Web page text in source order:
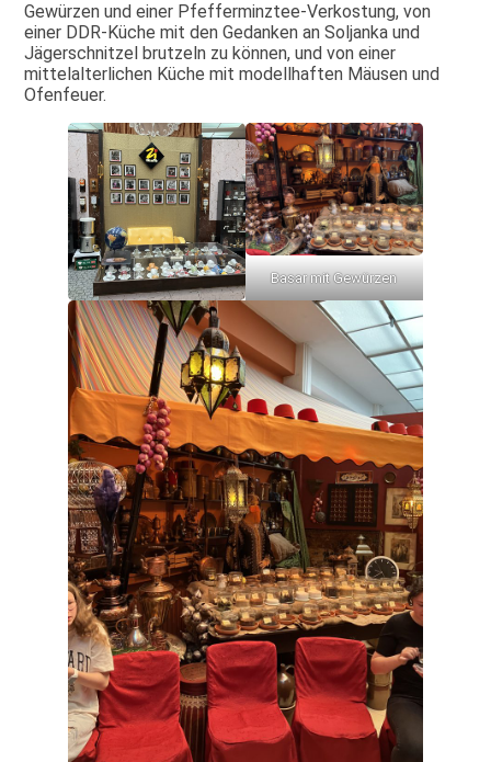
Gewürzen und einer Pfefferminztee-Verkostung, von
einer DDR-Küche mit den Gedanken an Soljanka und
Jägerschnitzel brutzeln zu können, und von einer
mittelalterlichen Küche mit modellhaften Mäusen und
Ofenfeuer.
Basar mit Gewürzen